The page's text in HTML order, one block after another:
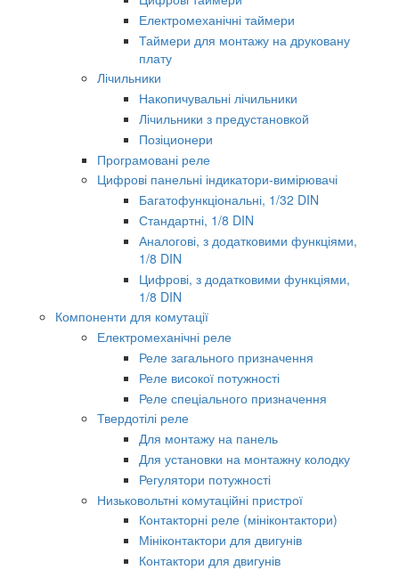
Електромеханічні таймери
Таймери для монтажу на друковану
плату
Лічильники
Накопичувальні лічильники
Лічильники з предустановкой
Позіционери
Програмовані реле
Цифрові панельні індикатори-вимірювачі
Багатофункціональні, 1/32 DIN
Стандартні, 1/8 DIN
Аналогові, з додатковими функціями,
1/8 DIN
Цифрові, з додатковими функціями,
1/8 DIN
Компоненти для комутації
Електромеханічні реле
Реле загального призначення
Реле високої потужності
Реле спеціального призначення
Твердотілі реле
Для монтажу на панель
Для установки на монтажну колодку
Регулятори потужності
Низьковольтні комутаційні пристрої
Контакторні реле (мініконтактори)
Мініконтактори для двигунів
Контактори для двигунів